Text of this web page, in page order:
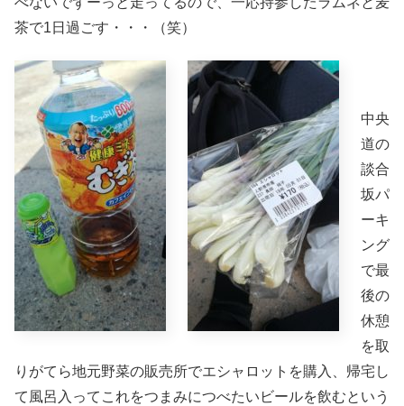
茶で1日過ごす・・・（笑）
中央
道の
談合
坂パ
ーキ
ング
で最
後の
休憩
を取
りがてら地元野菜の販売所でエシャロットを購入、帰宅し
て風呂入ってこれをつまみにつべたいビールを飲むという